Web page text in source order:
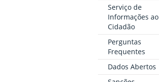
Serviço de
Informações ao
Cidadão
Perguntas
Frequentes
Dados Abertos